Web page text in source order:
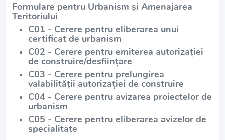
Formulare pentru Urbanism și Amenajarea
Teritoriului
C01 - Cerere pentru eliberarea unui
certificat de urbanism
C02 - Cerere pentru emiterea autorizației
de construire/desființare
C03 - Cerere pentru prelungirea
valabilității autorizației de construire
C04 - Cerere pentru avizarea proiectelor de
urbanism
C05 - Cerere pentru eliberarea avizelor de
specialitate